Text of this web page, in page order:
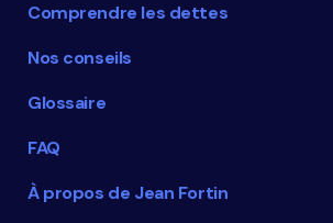
Comprendre les dettes
Nos conseils
Glossaire
FAQ
À propos de Jean Fortin